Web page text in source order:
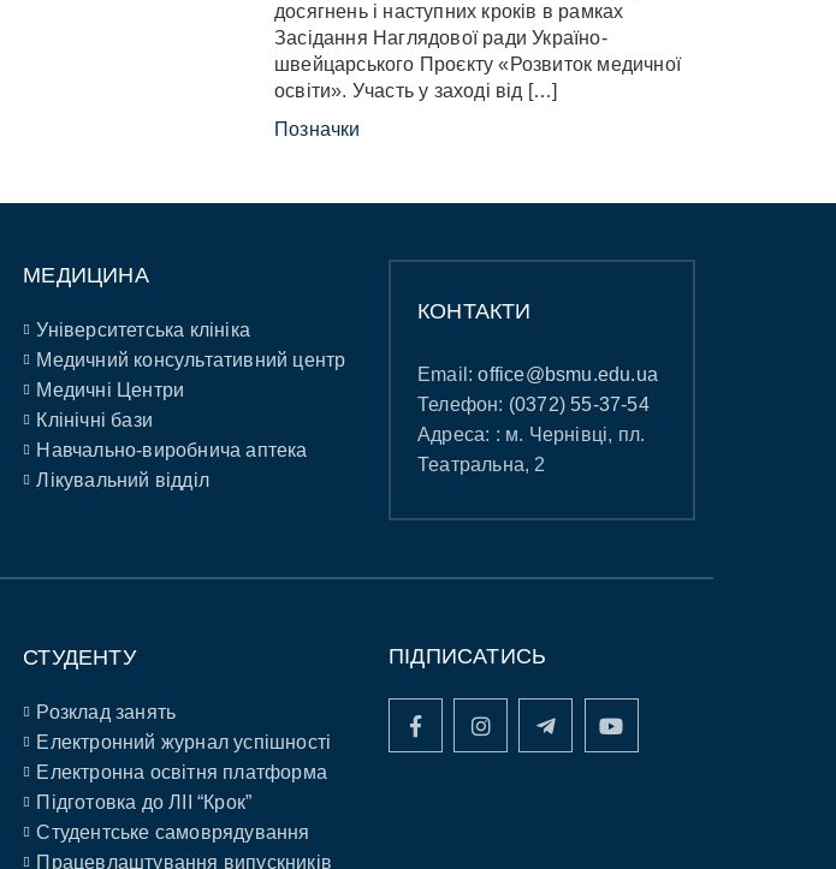
досягнень і наступних кроків в рамках
Засідання Наглядової ради Україно-
швейцарського Проєкту «Розвиток медичної
освіти». Участь у заході від […]
Позначки
МЕДИЦИНА
Університетська клініка
Медичний консультативний центр
Медичні Центри
Клінічні бази
Навчально-виробнича аптека
Лікувальний відділ
КОНТАКТИ
Email:office@bsmu.edu.ua
Телефон: (0372) 55-37-54
Адреса: : м. Чернівці, пл.
Театральна, 2
СТУДЕНТУ
Розклад занять
Електронний журнал успішності
Електронна освітня платформа
Підготовка до ЛІІ “Крок”
Студентське самоврядування
Працевлаштування випускників
ПІДПИСАТИСЬ